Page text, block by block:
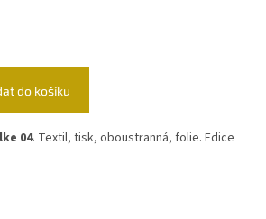
do košíku
04. Textil, tisk, oboustranná, folie. Edice